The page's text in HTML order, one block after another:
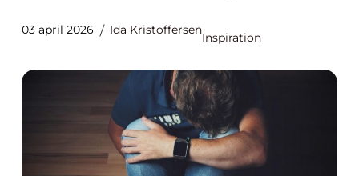
03 april 2026 Ida Kristoffersen
Inspiration